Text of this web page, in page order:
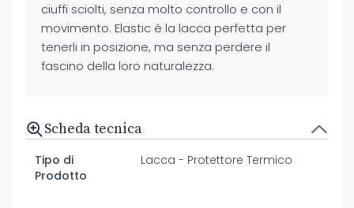
ciuffi sciolti, senza molto controllo e con il
movimento. Elastic è la lacca perfetta per
tenerli in posizione, ma senza perdere il
fascino della loro naturalezza.
Scheda tecnica
Tipo di
Prodotto
Lacca - Protettore Termico